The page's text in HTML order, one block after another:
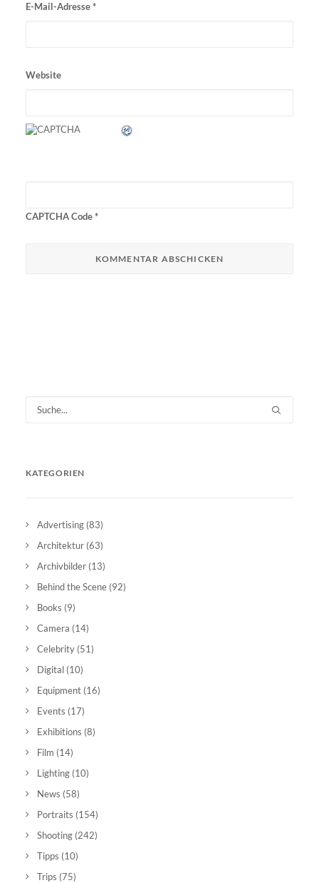
E-Mail-Adresse*
Website
CAPTCHA Code*
KATEGORIEN
Advertising (83)
Architektur (63)
Archivbilder (13)
Behind the Scene (92)
Books (9)
Camera (14)
Celebrity (51)
Digital (10)
Equipment (16)
Events (17)
Exhibitions (8)
Film (14)
Lighting (10)
News (58)
Portraits (154)
Shooting (242)
Tipps (10)
Trips (75)